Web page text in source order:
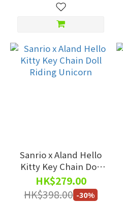
Sanrio x Aland Hello
Kitty Key Chain Doll
Riding Unicorn
HK$279.00
HK$398.00 -30%